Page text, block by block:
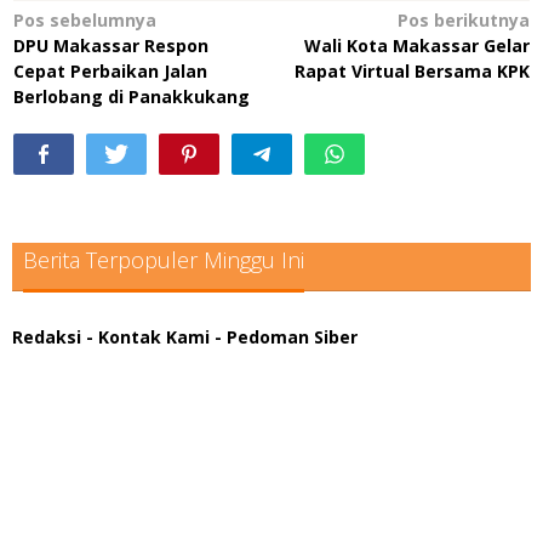
Navigasi
pos
Pos sebelumnya
DPU Makassar Respon
Cepat Perbaikan Jalan
Berlobang di Panakkukang
Pos berikutnya
Wali Kota Makassar Gelar
Rapat Virtual Bersama KPK
Berita Terpopuler Minggu Ini
Redaksi - Kontak Kami - Pedoman Siber